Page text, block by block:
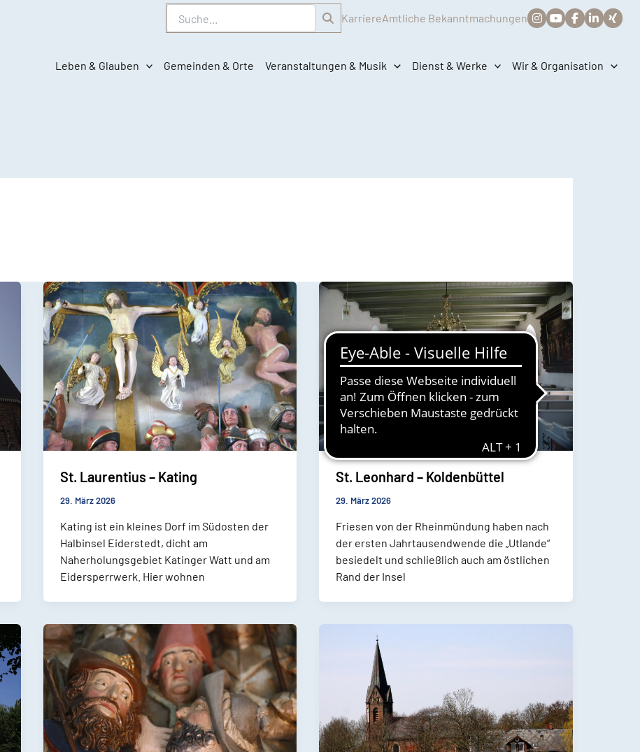
Suche KarriereAmtliche Bekanntmachungen
Leben & Glauben Gemeinden & Orte Veranstaltungen & Musik Dienst & Werke Wir & Organisation
St. Laurentius – Kating
29. März 2026
Kating ist ein kleines Dorf im Südosten der
Halbinsel Eiderstedt, dicht am
Naherholungsgebiet Katinger Watt und am
Eidersperrwerk. Hier wohnen
St. Leonhard – Koldenbüttel
29. März 2026
Friesen von der Rheinmündung haben nach
der ersten Jahrtausendwende die „Utlande“
besiedelt und schließlich auch am östlichen
Rand der Insel